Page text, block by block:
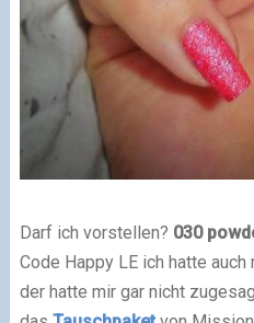
Darf ich vorstellen? 030
Code Happy LE ich hatte auch
der hatte mir gar nicht